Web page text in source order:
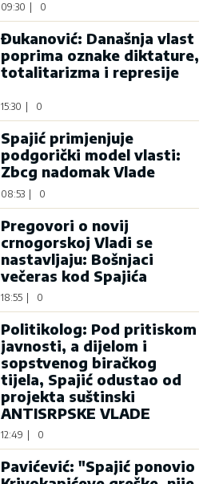
09:30 0
Đukanović: Današnja vlast
poprima oznake diktature,
totalitarizma i represije
15:30 0
Spajić primjenjuje
podgorički model vlasti:
Zbcg nadomak Vlade
08:53 0
Pregovori o novij
crnogorskoj Vladi se
nastavljaju: Bošnjaci
večeras kod Spajića
18:55 0
Politikolog: Pod pritiskom
javnosti, a dijelom i
sopstvenog biračkog
tijela, Spajić odustao od
projekta suštinski
ANTISRPSKE VLADE
12:49 0
Pavićević: "Spajić ponovio